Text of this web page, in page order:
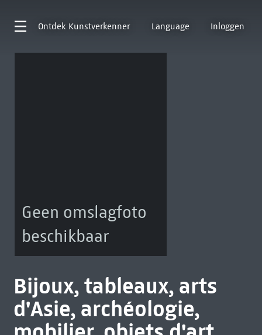
Ontdek Kunstverkenner Language Inloggen
Geen omslagfoto
beschikbaar
Bijoux, tableaux, arts
d'Asie, archéologie,